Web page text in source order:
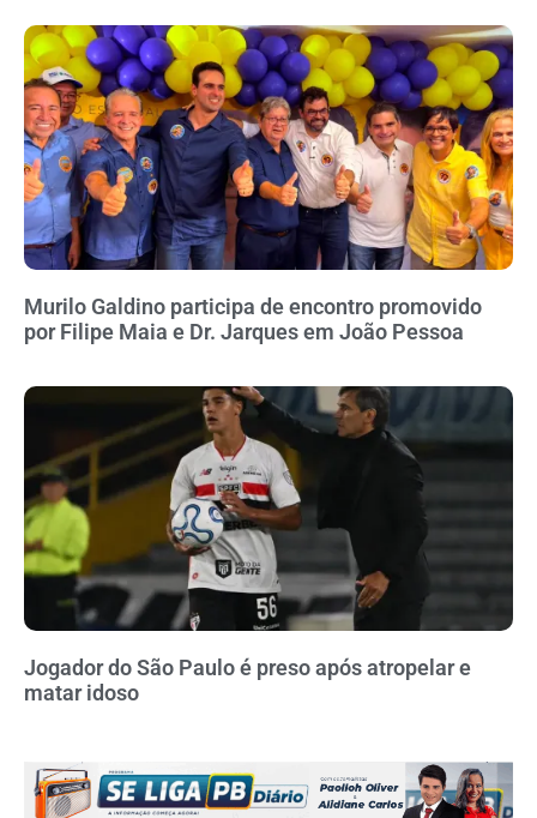
Murilo Galdino participa de encontro promovido
por Filipe Maia e Dr. Jarques em João Pessoa
Jogador do São Paulo é preso após atropelar e
matar idoso